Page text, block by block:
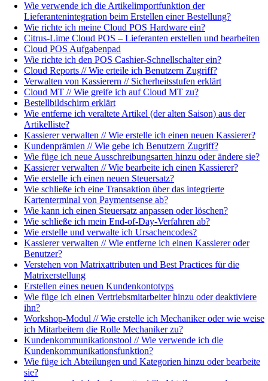
Wie verwende ich die Artikelimportfunktion der
Lieferantenintegration beim Erstellen einer Bestellung?
Wie richte ich meine Cloud POS Hardware ein?
Citrus-Lime Cloud POS – Lieferanten erstellen und bearbeiten
Cloud POS Aufgabenpad
Wie richte ich den POS Cashier-Schnellschalter ein?
Cloud Reports // Wie erteile ich Benutzern Zugriff?
Verwalten von Kassierern // Sicherheitsstufen erklärt
Cloud MT // Wie greife ich auf Cloud MT zu?
Bestellbildschirm erklärt
Wie entferne ich veraltete Artikel (der alten Saison) aus der
Artikelliste?
Kassierer verwalten // Wie erstelle ich einen neuen Kassierer?
Kundenprämien // Wie gebe ich Benutzern Zugriff?
Wie füge ich neue Ausschreibungsarten hinzu oder ändere sie?
Kassierer verwalten // Wie bearbeite ich einen Kassierer?
Wie erstelle ich einen neuen Steuersatz?
Wie schließe ich eine Transaktion über das integrierte
Kartenterminal von Paymentsense ab?
Wie kann ich einen Steuersatz anpassen oder löschen?
Wie schließe ich mein End-of-Day-Verfahren ab?
Wie erstelle und verwalte ich Ursachencodes?
Kassierer verwalten // Wie entferne ich einen Kassierer oder
Benutzer?
Verstehen von Matrixattributen und Best Practices für die
Matrixerstellung
Erstellen eines neuen Kundenkontotyps
Wie füge ich einen Vertriebsmitarbeiter hinzu oder deaktiviere
ihn?
Workshop-Modul // Wie erstelle ich Mechaniker oder wie weise
ich Mitarbeitern die Rolle Mechaniker zu?
Kundenkommunikationstool // Wie verwende ich die
Kundenkommunikationsfunktion?
Wie füge ich Abteilungen und Kategorien hinzu oder bearbeite
sie?